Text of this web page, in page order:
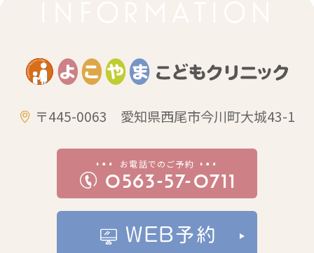
〒445-0063 愛知県西尾市今川町大城43-1
お電話でのご予約
0563-57-0711
WEB予約